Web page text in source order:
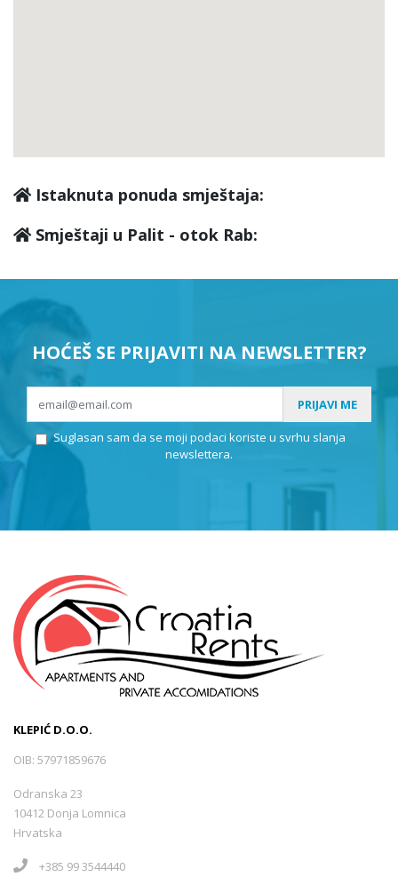
Istaknuta ponuda smještaja:
Smještaji u Palit - otok Rab:
HOĆEŠ SE PRIJAVITI NA NEWSLETTER?
PRIJAVI ME
Suglasan sam da se moji podaci koriste u svrhu slanja
newslettera.
KLEPIĆ D.O.O.
OIB: 57971859676
Odranska 23
10412 Donja Lomnica
Hrvatska
+385 99 3544440